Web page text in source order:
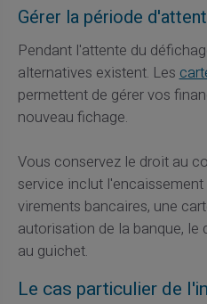
Gérer la période
Pendant l'attente du
alternatives existent. Les
permettent de gérer vos
nouveau fichage.
Vous conservez le droit au
service inclut
virements bancaires, une
autorisation de la banque,
au guichet.
Le cas particulier de